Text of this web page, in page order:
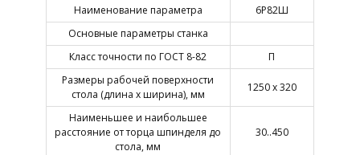
Наименование параметра
6Р82Ш
Основные параметры станка
Класс точности по ГОСТ 8-82
П
Размеры рабочей поверхности
стола (длина х ширина), мм
1250 х 320
Наименьшее и наибольшее
расстояние от торца шпинделя до
стола, мм
30..450